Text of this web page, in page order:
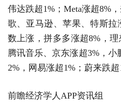
伟达跌超1%；Meta涨超8%
歌、亚马逊、苹果、特斯拉
数上涨，拼多多涨超8%，理
腾讯音乐、京东涨超3%，
2%，网易涨超1%；蔚来跌超
前瞻经济学人APP资讯组